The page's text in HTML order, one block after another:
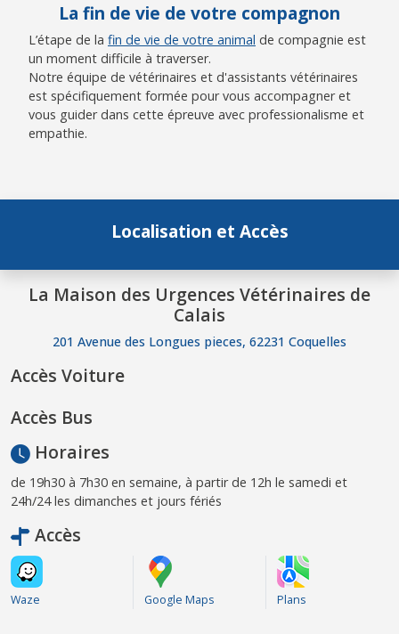
La fin de vie de votre compagnon
L’étape de la fin de vie de votre animal de compagnie est
un moment difficile à traverser.
Notre équipe de vétérinaires et d'assistants vétérinaires
est spécifiquement formée pour vous accompagner et
vous guider dans cette épreuve avec professionalisme et
empathie.
Localisation et Accès
La Maison des Urgences Vétérinaires de
Calais
201 Avenue des Longues pieces, 62231 Coquelles
Accès Voiture
Accès Bus
Horaires
de 19h30 à 7h30 en semaine, à partir de 12h le samedi et
24h/24 les dimanches et jours fériés
Accès
Waze Google Maps Plans